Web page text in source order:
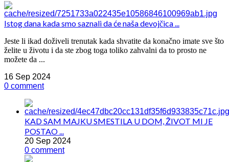
Istog dana kada smo saznali da će naša devojčica ...
Jeste li ikad doživeli trenutak kada shvatite da konačno imate sve što
želite u životu i da ste zbog toga toliko zahvalni da to prosto ne
možete da ...
16 Sep 2024
0 comment
KAD SAM MAJKU SMESTILA U DOM, ŽIVOT MI JE
POSTAO ...
20 Sep 2024
0 comment